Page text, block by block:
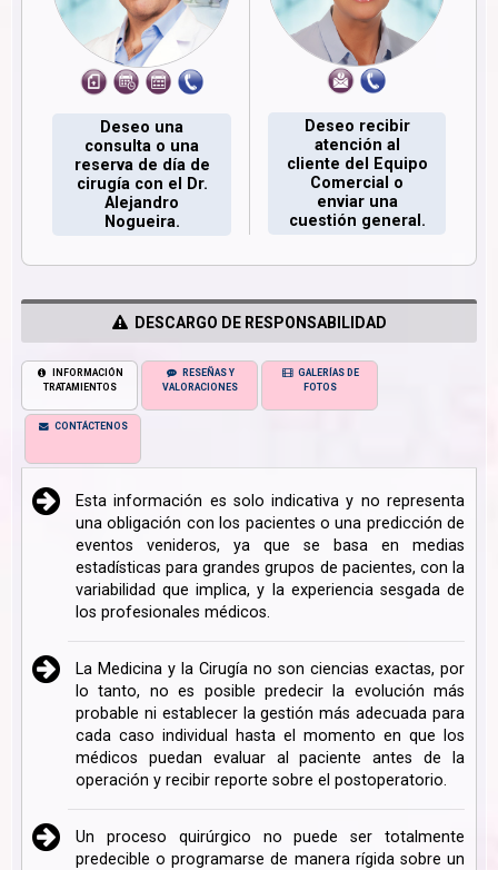
Deseo una
consulta o una
reserva de día de
cirugía con el Dr.
Alejandro
Nogueira.
Deseo recibir
atención al
cliente del Equipo
Comercial o
enviar una
cuestión general.
DESCARGO DE RESPONSABILIDAD
INFORMACIÓN
TRATAMIENTOS
RESEÑAS Y
VALORACIONES
GALERÍAS DE
FOTOS
CONTÁCTENOS
Esta información es solo indicativa y no representa
una obligación con los pacientes o una predicción de
eventos venideros, ya que se basa en medias
estadísticas para grandes grupos de pacientes, con la
variabilidad que implica, y la experiencia sesgada de
los profesionales médicos.
La Medicina y la Cirugía no son ciencias exactas, por
lo tanto, no es posible predecir la evolución más
probable ni establecer la gestión más adecuada para
cada caso individual hasta el momento en que los
médicos puedan evaluar al paciente antes de la
operación y recibir reporte sobre el postoperatorio.
Un proceso quirúrgico no puede ser totalmente
predecible o programarse de manera rígida sobre un